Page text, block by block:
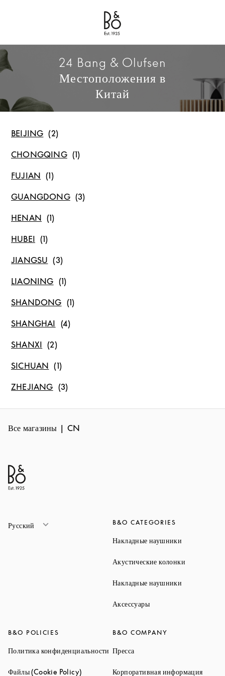
Bang & Olufsen - Exist to Create
Link Opens in New Tab
24 Bang & Olufsen
Местоположения в
Китай
BEIJING
CHONGQING
FUJIAN
GUANGDONG
HENAN
HUBEI
JIANGSU
LIAONING
SHANDONG
SHANGHAI
SHANXI
SICHUAN
ZHEJIANG
Все магазины CN
Русский B&O CATEGORIES
Накладные наушники
Акустические колонки
Накладные наушники
АксессуарыLink Opens in New
B&O POLICIES
Политика конфиденциальности Link Opens in New Tab
Файлы (Cookie Policy)Link Opens in New Tab
B&O COMPANY
ПрессаLink Opens in New Tab
Корпоративная информацияLink